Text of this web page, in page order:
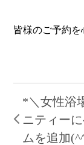
皆様のご予約を
*＼女性浴
ニティー
ムを追加